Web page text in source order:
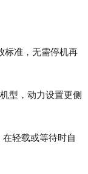
标准，无需停机再
型，动力设置更侧
轻载或等待时自